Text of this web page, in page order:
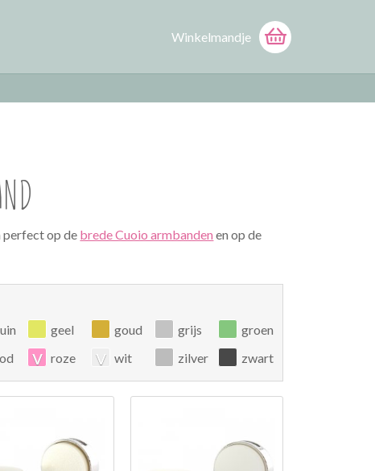
Winkelmandje
perfect op de brede Cuoio armbanden en op de
geel goud grijs groen
v roze v wit zilver zwart